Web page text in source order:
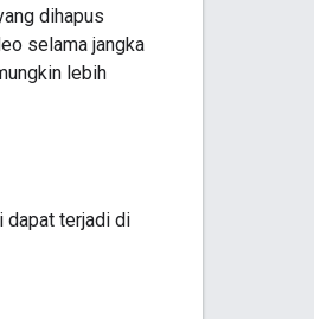
dihapus
selama jangka
lebih
dapat terjadi di